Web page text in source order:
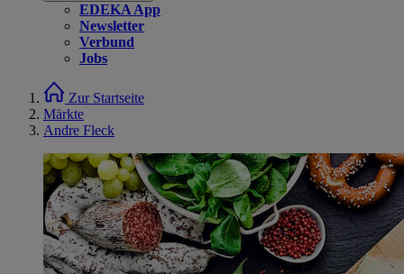
EDEKA App
Newsletter
Verbund
Jobs
Zur Startseite
Märkte
Andre Fleck